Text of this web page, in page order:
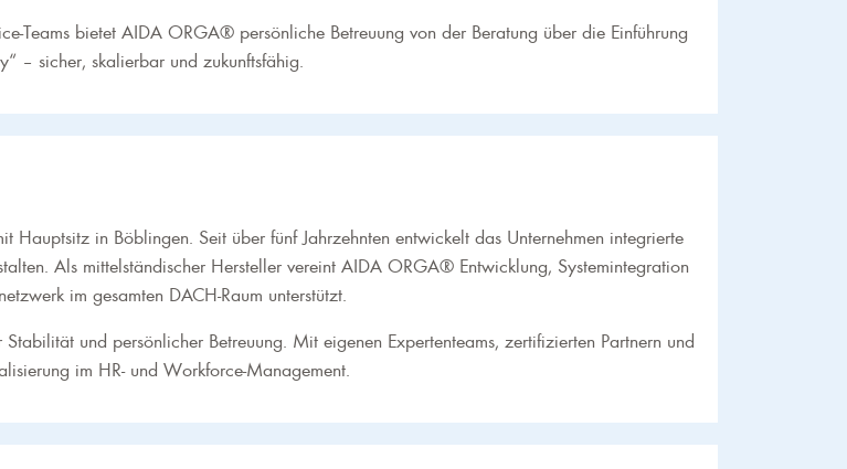
Teams bietet AIDA ORGA® persönliche Betreuung von der Beratung über die Einführung
– sicher, skalierbar und zukunftsfähig.
in Böblingen. Seit über fünf Jahrzehnten entwickelt das Unternehmen integrierte
Als mittelständischer Hersteller vereint AIDA ORGA® Entwicklung, Systemintegration
im gesamten DACH-Raum unterstützt.
und persönlicher Betreuung. Mit eigenen Expertenteams, zertifizierten Partnern und
im HR- und Workforce-Management.